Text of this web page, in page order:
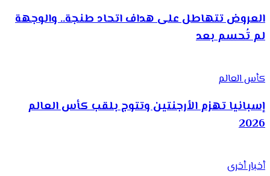
العروض تتهاطل على هداف اتحاد طنجة.. والوجهة
لم تُحسم بعد
كأس العالم
إسبانيا تهزم الأرجنتين وتتوج بلقب كأس العالم
2026
أخبار أخرى